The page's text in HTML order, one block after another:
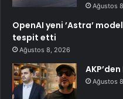
Ağustos
OpenAI yeni ’Astra’
tespit etti
Ağustos 8, 2026
Ağustos